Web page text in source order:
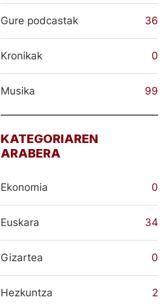
Gure podcastak 36
Kronikak 0
Musika 99
KATEGORIAREN
ARABERA
Ekonomia 0
Euskara 34
Gizartea 0
Hezkuntza 2